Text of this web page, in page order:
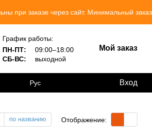
через сайт. Минимальный заказ 300 грн.
График работы:
ПН-ПТ:
09:00–18:00
СБ-ВС:
выходной
Мой заказ
Рус Вход
по названию Отображение: